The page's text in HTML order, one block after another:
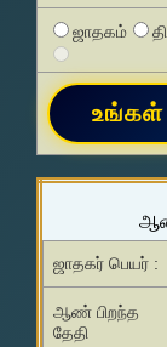
ஜாதகம்
ஆண்
ஜாதகர் பெயர் :
ஆண் பிறந்த
தேதி